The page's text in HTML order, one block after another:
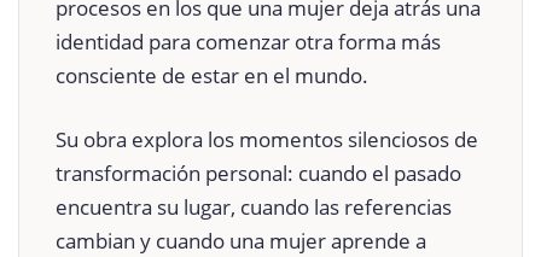
procesos en los que una mujer deja atrás una
identidad para comenzar otra forma más
consciente de estar en el mundo.
Su obra explora los momentos silenciosos de
transformación personal: cuando el pasado
encuentra su lugar, cuando las referencias
cambian y cuando una mujer aprende a